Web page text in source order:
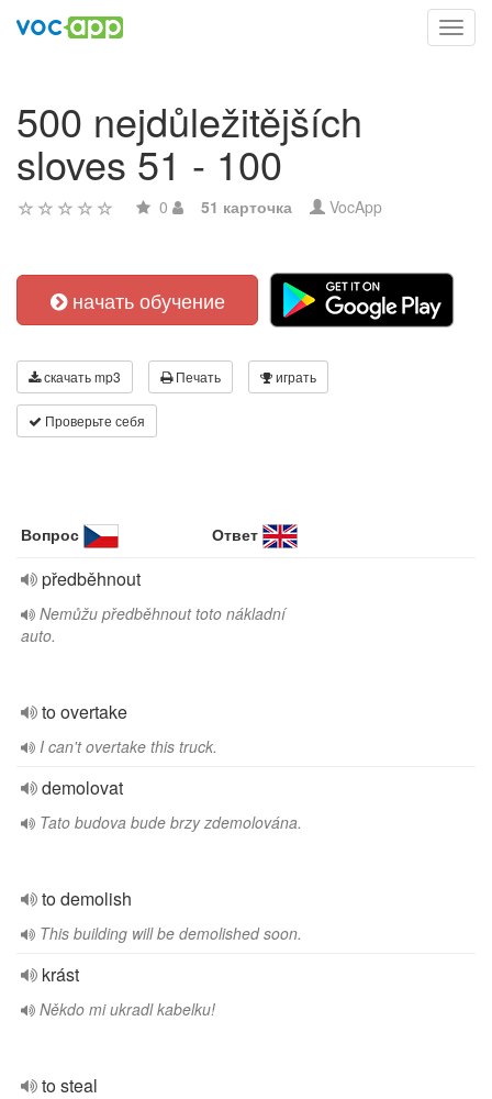
500 nejdůležitějších
sloves 51 - 100
0 51 карточка VocApp
начать обучение
скачать mp3 Печать играть
Проверьте себя
Вопрос Ответ
předběhnout
Nemůžu předběhnout toto nákladní
auto.
to overtake
I can't overtake this truck.
demolovat
Tato budova bude brzy zdemolována.
to demolish
This building will be demolished soon.
krást
Někdo mi ukradl kabelku!
to steal